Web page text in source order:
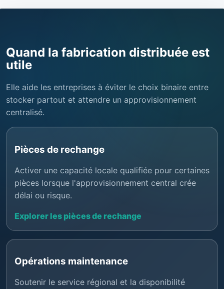
Quand la fabrication distribuée est
utile
Elle aide les entreprises à éviter le choix binaire entre
stocker partout et attendre un approvisionnement
centralisé.
Pièces de rechange
Activer une capacité locale qualifiée pour certaines
pièces lorsque l'approvisionnement central crée
délai ou risque.
Explorer les pièces de rechange
Opérations maintenance
Soutenir le service régional et la disponibilité